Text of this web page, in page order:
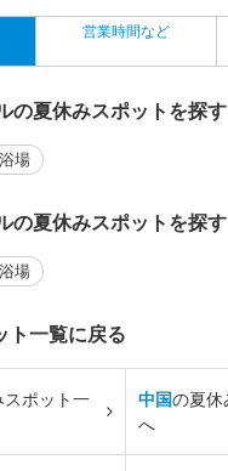
営業時間など
の夏休みスポットを探す
場
の夏休みスポットを探す
場
ト一覧に戻る
ポット一
中国の夏休
へ